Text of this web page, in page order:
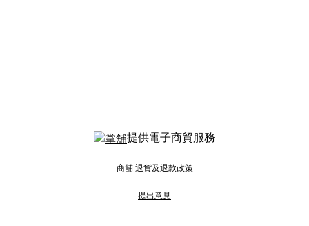
提供電子商貿服務
商舖 退貨及退款政策
提出意見